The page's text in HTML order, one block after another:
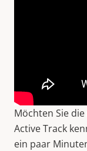
Möchten Sie
Active Track
ein paar